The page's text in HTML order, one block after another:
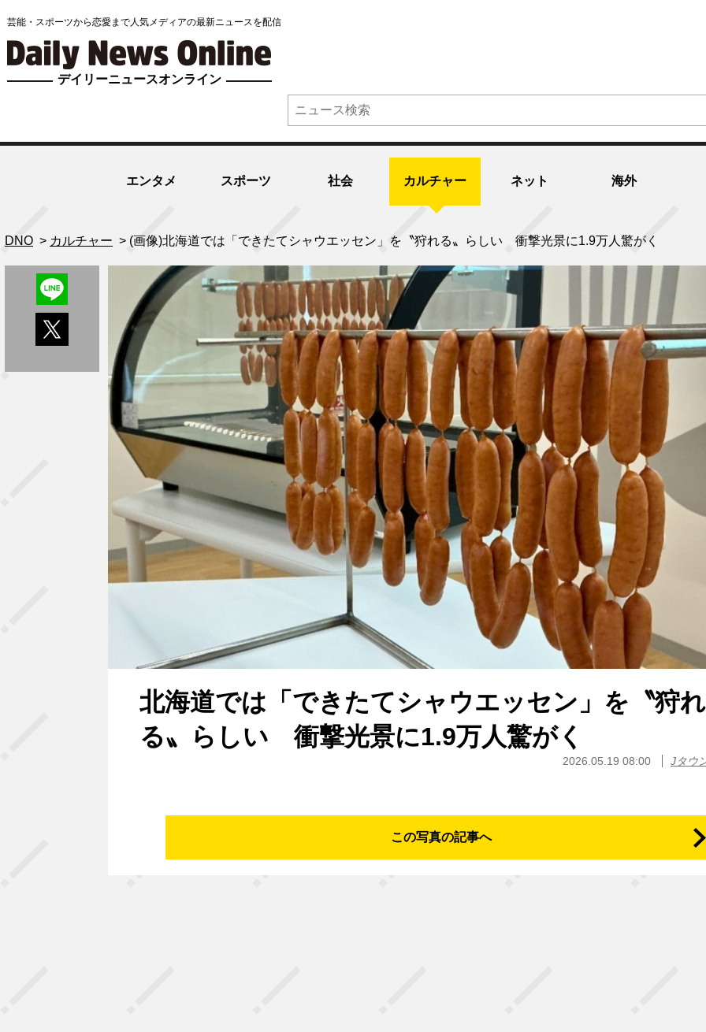
芸能・スポーツから恋愛まで人気メディアの最新ニュースを配信
デイリーニュースオンライン
エンタメ スポーツ 社会 カルチャー ネット 海外
DNO > カルチャー > (画像)北海道では「できたてシャウエッセン」を〝狩れる〟らしい 衝撃光景に1.9万人驚がく
北海道では「できたてシャウエッセン」を〝狩れ
る〟らしい 衝撃光景に1.9万人驚がく
2026.05.19 08:00 Jタウ
この写真の記事へ